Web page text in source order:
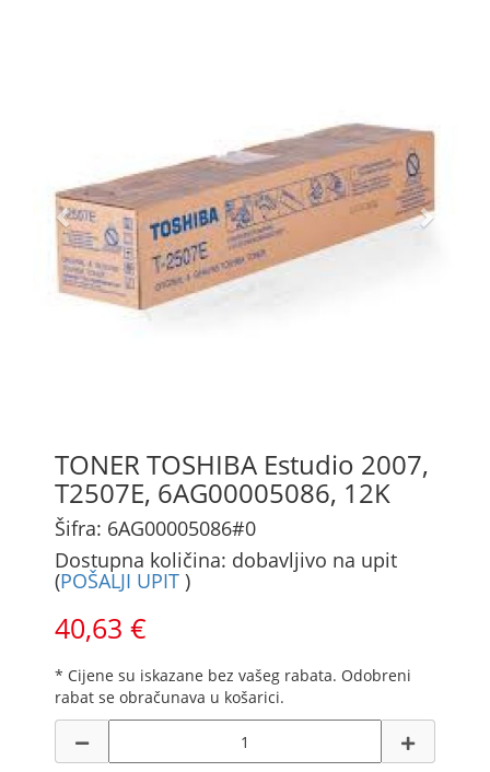
TONER TOSHIBA Estudio 2007,
T2507E, 6AG00005086, 12K
Šifra: 6AG00005086#0
Dostupna količina: dobavljivo na upit
(POŠALJI UPIT )
40,63 €
* Cijene su iskazane bez vašeg rabata. Odobreni
rabat se obračunava u košarici.